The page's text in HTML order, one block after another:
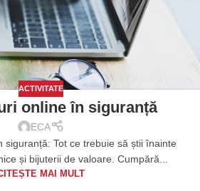
ACTIVITATE
online în siguranță
ECA
siguranță: Tot ce trebuie să știi înainte
și bijuterii de valoare. Cumpără...
MAI MULT